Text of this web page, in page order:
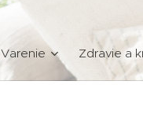
Varenie Zdravie a